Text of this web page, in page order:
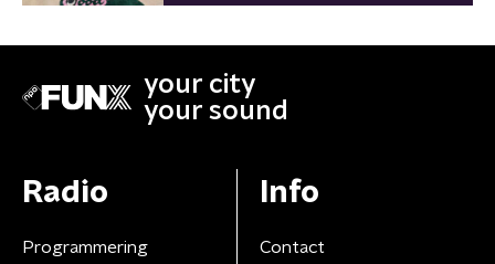
your city
your sound
Radio
Programmering
Info
Contact